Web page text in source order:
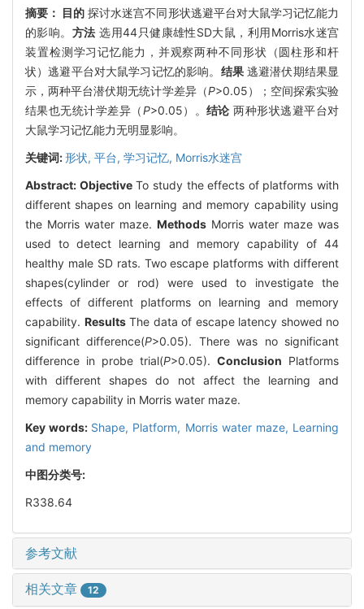
摘要： 目的 探讨水迷宫不同形状逃避平台对大鼠学习记忆能力
的影响。 方法 选用44只健康雄性SD大鼠，利用Morris水迷宫
装置检测学习记忆能力，并观察两种不同形状（圆柱形和杆
状）逃避平台对大鼠学习记忆的影响。 结果逃避潜伏期结果显
示，两种平台潜伏期无统计学差异（P>0.05）；空间探索实验
结果也无统计学差异（P>0.05）。 结论 两种形状逃避平台对
大鼠学习记忆能力无明显影响。
关键词:形状, 平台, 学习记忆, Morris水迷宫
Abstract: ObjectiveTo study the effects of platforms with
different shapes on learning and memory capability using
the Morris water maze. Methods Morris water maze was
used to detect learning and memory capability of 44
healthy male SD rats. Two escape platforms with different
shapes(cylinder or rod) were used to investigate the
effects of different platforms on learning and memory
capability. ResultsThe data of escape latency showed no
significant difference(P>0.05). There was no significant
difference in probe trial(P>0.05). Conclusion Platforms
with different shapes do not affect the learning and
memory capability in Morris water maze.
Key words: Shape, Platform, Morris water maze, Learning
and memory
中图分类号:
R338.64
参考文献
相关文章 12